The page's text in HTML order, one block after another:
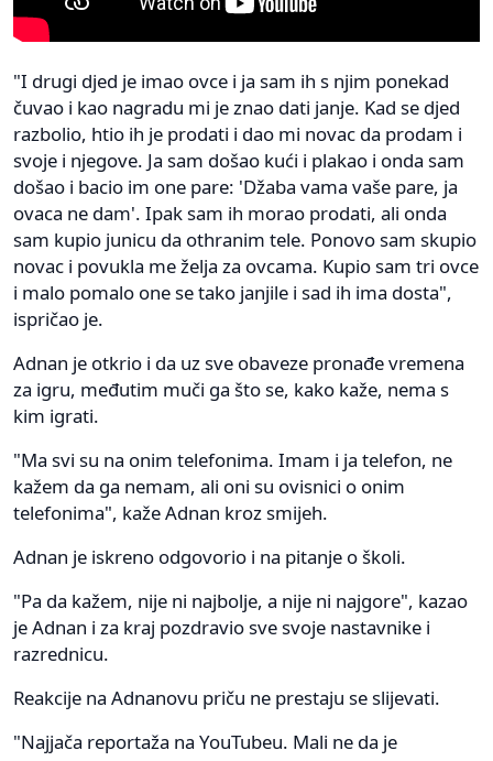
"I drugi djed je imao ovce i ja sam ih s njim ponekad
čuvao i kao nagradu mi je znao dati janje. Kad se djed
razbolio, htio ih je prodati i dao mi novac da prodam i
svoje i njegove. Ja sam došao kući i plakao i onda sam
došao i bacio im one pare: 'Džaba vama vaše pare, ja
ovaca ne dam'. Ipak sam ih morao prodati, ali onda
sam kupio junicu da othranim tele. Ponovo sam skupio
novac i povukla me želja za ovcama. Kupio sam tri ovce
i malo pomalo one se tako janjile i sad ih ima dosta",
ispričao je.
Adnan je otkrio i da uz sve obaveze pronađe vremena
za igru, međutim muči ga što se, kako kaže, nema s
kim igrati.
"Ma svi su na onim telefonima. Imam i ja telefon, ne
kažem da ga nemam, ali oni su ovisnici o onim
telefonima", kaže Adnan kroz smijeh.
Adnan je iskreno odgovorio i na pitanje o školi.
"Pa da kažem, nije ni najbolje, a nije ni najgore", kazao
je Adnan i za kraj pozdravio sve svoje nastavnike i
razrednicu.
Reakcije na Adnanovu priču ne prestaju se slijevati.
"Najjača reportaža na YouTubeu. Mali ne da je